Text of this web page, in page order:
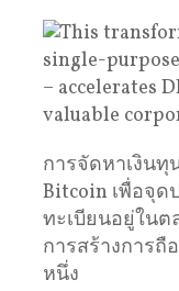
การจัดหาเงิน
Bitcoin เพื่อจุ
ทะเบียนอยู่ในต
การสร้างการ
หนึ่ง